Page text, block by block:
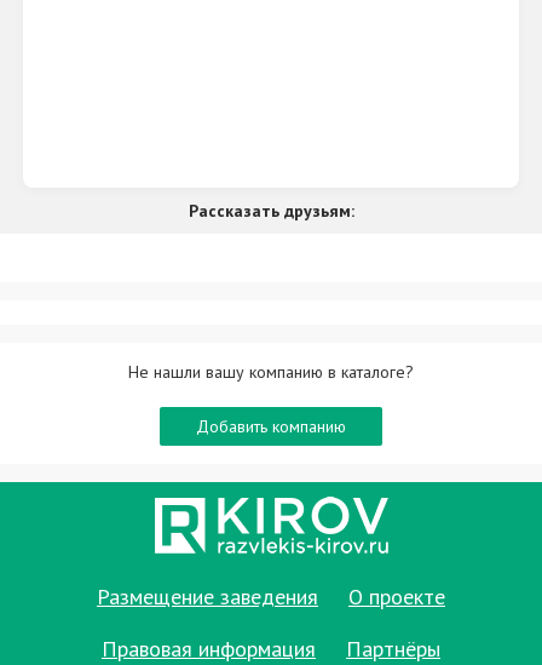
Рассказать друзьям:
Не нашли вашу компанию в каталоге?
Добавить компанию
Размещение заведения
О проекте
Правовая информация
Партнёры